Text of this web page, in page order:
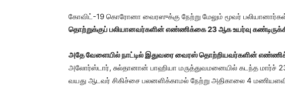
கோவிட்-19 கொரோனா வைரஸுக்கு நேற்று மேலும் மூவர்
தொற்றுக்குப் பலியானவர்களின் எண்ணிக்கை 23 ஆக உயர்வு
அதே வேளையில் நாட்டில் இதுவரை வைரஸ் தொற்றியவர்களின்
அலோர்ஸ்டார், சுல்தானான் பாஹியா மருத்துவமனையில் கடந்த மார்ச்
வயது ஆடவர் சிகிச்சை பலனளிக்காமல் நேற்று அதிகாலை 4